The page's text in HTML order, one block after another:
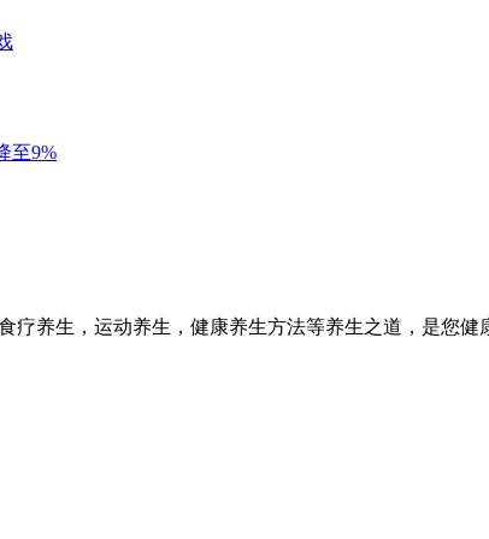
养生，运动养生，健康养生方法等养生之道，是您健